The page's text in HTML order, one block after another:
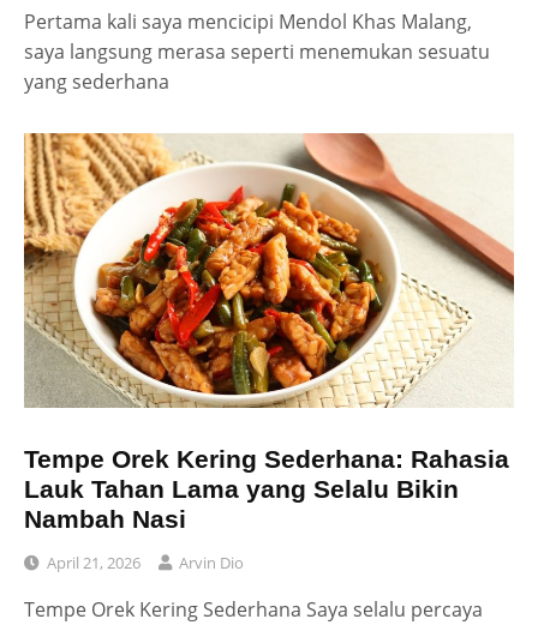
Pertama kali saya mencicipi Mendol Khas Malang,
saya langsung merasa seperti menemukan sesuatu
yang sederhana
Tempe Orek Kering Sederhana: Rahasia
Lauk Tahan Lama yang Selalu Bikin
Nambah Nasi
April 21, 2026 Arvin Dio
Tempe Orek Kering Sederhana Saya selalu percaya